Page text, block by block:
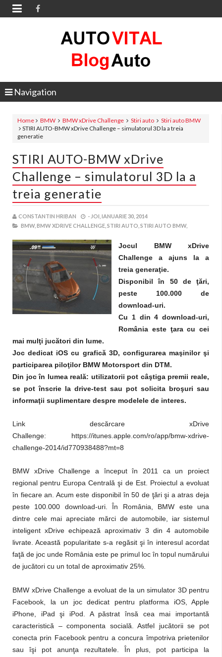

Navigation
Home BMW BMW xDrive Challenge Stiri auto
Stiri auto BMW
STIRI AUTO-BMW xDrive Challenge – simulatorul 3D la a treia
generatie
STIRI AUTO-BMW xDrive
Challenge – simulatorul 3D la a
treia generatie
CONSTANTIN HRIBAN - JOI, IANUARIE 30, 2014
BMW, BMW XDRIVE CHALLENGE, STIRI AUTO, STIRI AUTO BMW,
Jocul BMW xDrive
Challenge a ajuns la a
treia generaţie.
Disponibil în 50 de ţări,
peste 100.000 de
download-uri.
Cu 1 din 4 download-uri,
România este ţara cu cei
mai mulţi jucători din lume.
Joc dedicat iOS cu grafică 3D, configurarea maşinilor şi
participarea piloţilor BMW Motorsport din DTM.
Din joc în lumea reală: utilizatorii pot câştiga premii reale,
se pot înscrie la drive-test sau pot solicita broşuri sau
informaţii suplimentare despre modelele de interes.
Link descărcare xDrive
Challenge: https://itunes.apple.com/ro/app/bmw-xdrive-
challenge-2014/id770938488?mt=8
BMW xDrive Challenge a început în 2011 ca un proiect
regional pentru Europa Centrală şi de Est. Proiectul a evoluat
în fiecare an. Acum este disponibil în 50 de ţări şi a atras deja
peste 100.000 download-uri. În România, BMW este una
dintre cele mai apreciate mărci de automobile, iar sistemul
inteligent xDrive echipează aproximativ 3 din 4 automobile
livrate. Această popularitate s-a regăsit şi în interesul acordat
faţă de joc unde România este pe primul loc în topul numărului
de jucători cu un total de aproximativ 25%.
BMW xDrive Challenge a evoluat de la un simulator 3D pentru
Facebook, la un joc dedicat pentru platforma iOS, Apple
iPhone, iPad şi iPod. A păstrat însă cea mai importantă
caracteristică – componenta socială. Astfel jucătorii se pot
conecta prin Facebook pentru a concura împotriva prietenilor
sau îşi pot anunţa rezultatele. În plus, pot participa la